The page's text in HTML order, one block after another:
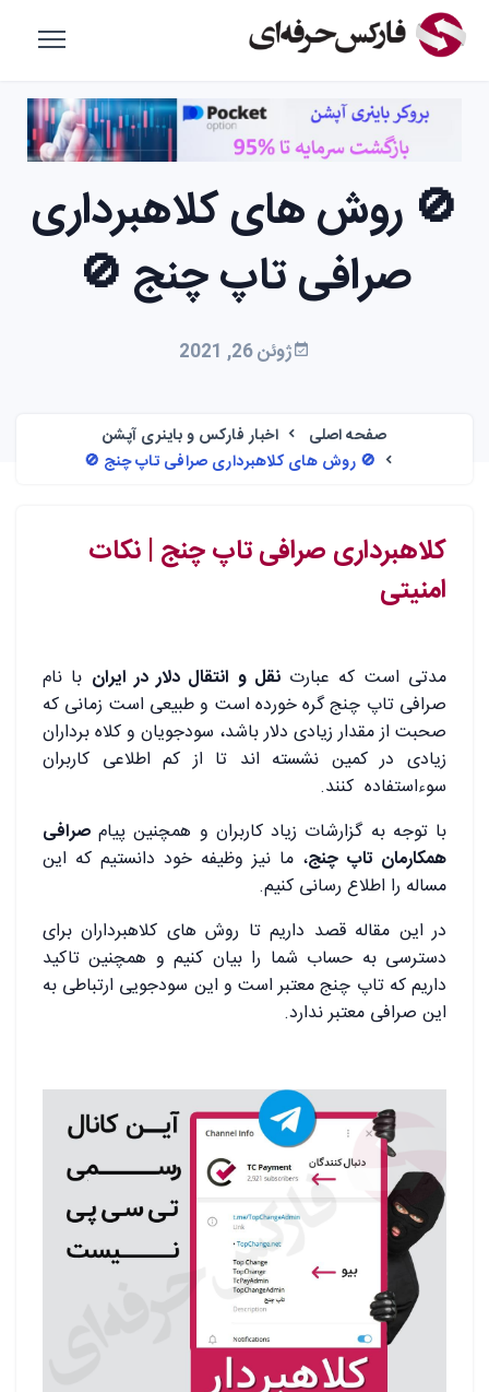
🚫 روش های کلاهبرداری
صرافی تاپ چنج 🚫
ژوئن 26, 2021
صفحه اصلی
اخبار فارکس و باینری آپشن
🚫 روش های کلاهبرداری صرافی تاپ چنج 🚫
کلاهبرداری صرافی تاپ چنج | نکات
امنیتی
مدتی است که عبارتنقل و انتقال دلار در ایران با نام
صرافی تاپ چنج گره خورده است و طبیعی است زمانی که
صحبت از مقدار زیادی دلار باشد، سودجویان و کلاه برداران
زیادی در کمین نشسته اند تا از کم اطلاعی کاربران
سوءاستفاده کنند.
با توجه به گزارشات زیاد کاربران و همچنین پیام صرافی
همکارمان تاپ چنج، ما نیز وظیفه خود دانستیم که این
مساله را اطلاع رسانی کنیم.
در این مقاله قصد داریم تا روش های کلاهبرداران برای
دسترسی به حساب شما را بیان کنیم و همچنین تاکید
داریم که تاپ چنج معتبر است و این سودجویی ارتباطی به
این صرافی معتبر ندارد.